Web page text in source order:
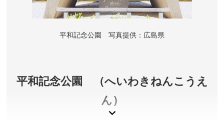
開館時間／3月～11月は7:30～19:00(ただし8月5日、6
30分前まで
アクセス／JR広島駅より路面電車(宮島口・江波方面行)
で「原爆ドーム前」下車すぐ
所在地／広島県広島市中区中島町1-2
お問い合わせ／082-241-4004
平和記念公園 写真提供：広島県
平和記念公園 （へいわきねんこうえ
ん）